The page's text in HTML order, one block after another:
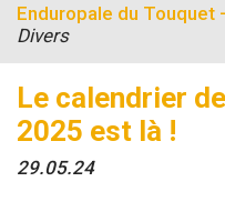
Le calendrier
2025 est là !
29.05.24
Enduropale du Touquet
Divers